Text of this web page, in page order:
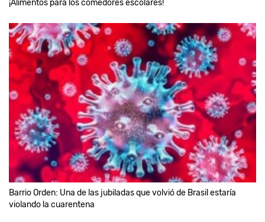
¡Alimentos para los comedores escolares!
Barrio Orden: Una de las jubiladas que volvió de Brasil estaría
violando la cuarentena